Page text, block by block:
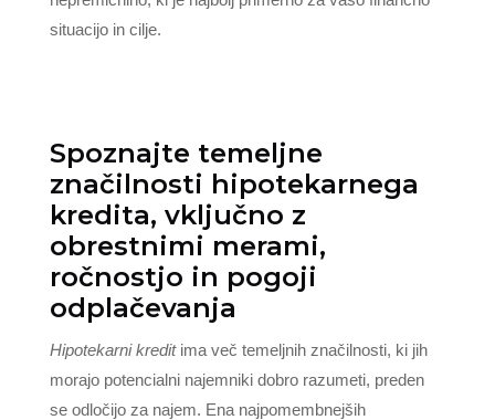
situacijo in cilje.
Spoznajte temeljne
značilnosti hipotekarnega
kredita, vključno z
obrestnimi merami,
ročnostjo in pogoji
odplačevanja
Hipotekarni kreditima več temeljnih značilnosti, ki jih
morajo potencialni najemniki dobro razumeti, preden
se odločijo za najem. Ena najpomembnejših